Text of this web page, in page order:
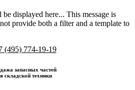
displayed here... This message is
provide both a filter and a template to
(495) 774-19-19
запасных частей
складской техники